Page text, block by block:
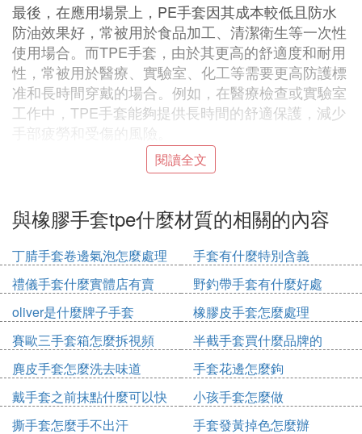
最後，在應用場景上，PE手套因其成本較低且防水
防油效果好，常被用於食品加工、清潔衛生等一次性
使用場合。而TPE手套，由於其更高的舒適度和耐用
性，常被用於醫療、實驗室、化工等需要更高防護標
准和長時間穿戴的場合。例如，在醫療檢查或實驗室
工作中，TPE手套能夠提供長時間的舒適保護，減少
手部疲勞和受傷的風險。
綜上所述，PE手套和TPE手套在材質、性能和應用
的使用需求和工作環境。
㈢ tpe與pe手套區別
材質不同、優勢不同。
材質方面：tpe是熱塑性彈性體，是一種兼有塑料和
橡膠特性在常溫下顯示橡膠的高彈性，高溫下又能塑
化成型的高分子材料。而pe是聚乙烯，是乙烯經聚合
製得的一種熱塑性樹脂。
優勢方面：tpe手套具有橡膠的高彈性，高強度，高
回彈性，也有可注塑加工的特徵。而pe手套無臭無
毒，手感像蠟，不容易回彈，不易生物降解。
閱讀全文
與橡膠手套tpe什麼材質的相關的內容
丁腈手套卷邊氣泡怎麼處理
手套有什麼特別含義
禮儀手套什麼實體店有賣
野釣帶手套有什麼好處
oliver是什麼牌子手套
橡膠皮手套怎麼處理
賽歐三手套箱怎麼拆視頻
半截手套買什麼品牌的
麂皮手套怎麼洗去味道
手套花邊怎麼鉤
戴手套之前抹點什麼可以快
速戴上
小孩手套怎麼做
撕手套怎麼手不出汗
手套發黃掉色怎麼辦